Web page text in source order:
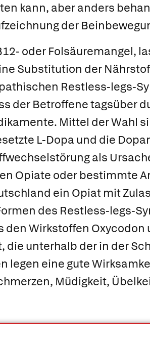
kann, aber anders
der
oder Folsäuremangel,
Substitution der
Restless-legs-
der Betroffene tagsüber
Mittel der Wahl
L-Dopa und die
als
Opiate oder bestimmte
ein Opiat mit
des Restless-legs-
Wirkstoffen Oxycodon
die unterhalb der in der
legen eine gute
Müdigkeit,